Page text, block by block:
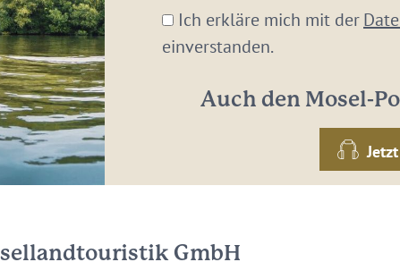
Mail-
Adresse:
Ich erkläre mich mit der
einverstanden.
Auch den Mosel-
GmbH